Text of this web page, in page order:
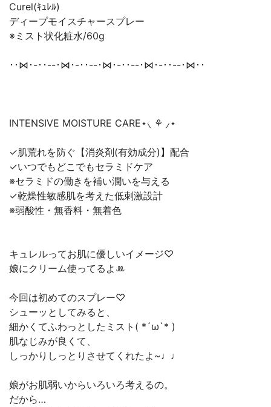
Curel(ｷｭﾚﾙ)
ディープモイスチャースプレー
※ミスト状化粧水/60g
･･⋈･-･･--･⋈･-･･--･⋈･-･･--･⋈･-･･--･⋈･･
INTENSIVE MOISTURE CARE⋆⸜ ⚘ ⸝⋆
✓肌荒れを防ぐ【消炎剤(有効成分)】配合
✓いつでもどこでもセラミドケア
※セラミドの働きを補い潤いを与える
✓乾燥性敏感肌を考えた低刺激設計
※弱酸性・無香料・無着色
キュレルってお肌に優しいイメージ♡
娘にクリーム使ってる‪よꔛ‬
今回は初めてのスプレー♡
シューッとしてみると、
細かくてふわっとしたミスト( *´ω`* )
肌なじみが良くて、
しっかりしっとりさせてくれたよ~♩♩
娘がお肌弱いからいろいろ考えるの。
だから…